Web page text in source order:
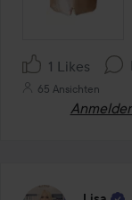
1 Likes
65 Ansichten